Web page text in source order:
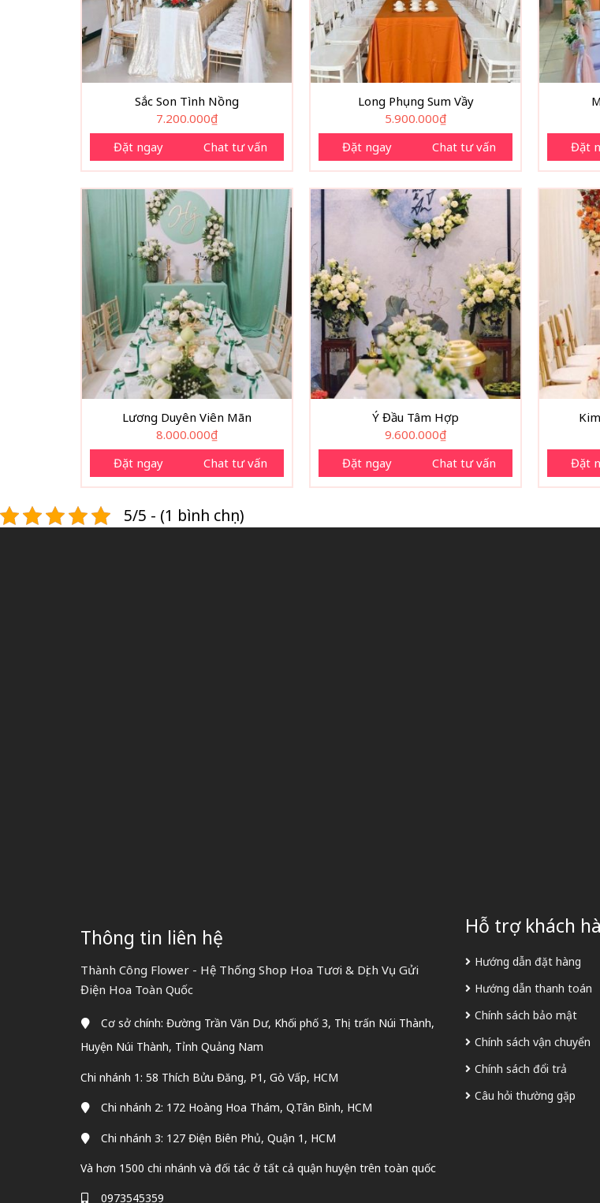
Sắc Son Tình Nồng
7.200.000₫
Đặt ngay
Chat tư vấn
Long Phụng Sum Vầy
5.900.000₫
Đặt ngay
Chat tư vấn
Đặt
Lương Duyên Viên Mãn
8.000.000₫
Đặt ngay
Chat tư vấn
Ý Đầu Tâm Hợp
9.600.000₫
Đặt ngay
Chat tư vấn
Đặt
5/5 - (1 bình chọn)
Thông tin liên hệ
Thành Công Flower - Hệ Thống Shop Hoa Tươi & Dịch Vụ Gửi
Điện Hoa Toàn Quốc
Cơ sở chính: Đường Trần Văn Dư, Khối phố 3, Thị trấn Núi Thành,
Huyện Núi Thành, Tỉnh Quảng Nam
Chi nhánh 1: 58 Thích Bửu Đăng, P1, Gò Vấp, HCM
Chi nhánh 2: 172 Hoàng Hoa Thám, Q.Tân Bình, HCM
Chi nhánh 3: 127 Điện Biên Phủ, Quận 1, HCM
Và hơn 1500 chi nhánh và đối tác ở tất cả quận huyện trên toàn quốc
0973545359
Hỗ trợ khách
Hướng dẫn đặt hàng
Hướng dẫn thanh toán
Chính sách bảo mật
Chính sách vận chuyển
Chính sách đổi trả
Câu hỏi thường gặp